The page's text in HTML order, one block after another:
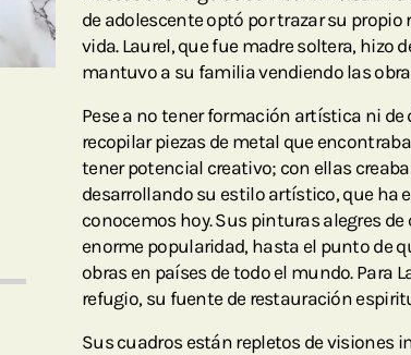
de adolescente optó por trazar su
vida. Laurel, que fue madre soltera, hizo
mantuvo a su familia vendiendo las
Pese a no tener formación artística ni de
recopilar piezas de metal que
tener potencial creativo; con ellas
desarrollando su estilo artístico, que ha
conocemos hoy. Sus pinturas alegres
enorme popularidad, hasta el punto de
obras en países de todo el mundo. Para
refugio, su fuente de restauración
Sus cuadros están repletos de visiones